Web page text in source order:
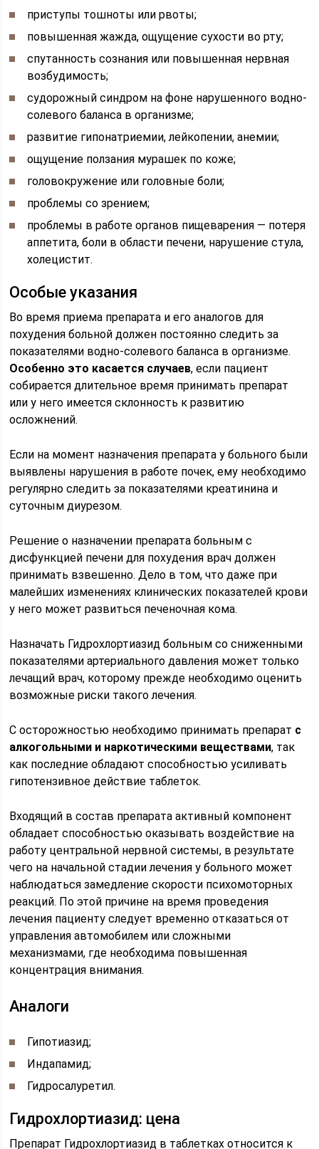
приступы тошноты или рвоты;
повышенная жажда, ощущение сухости во рту;
спутанность сознания или повышенная нервная
возбудимость;
судорожный синдром на фоне нарушенного водно-
солевого баланса в организме;
развитие гипонатриемии, лейкопении, анемии;
ощущение ползания мурашек по коже;
головокружение или головные боли;
проблемы со зрением;
проблемы в работе органов пищеварения — потеря
аппетита, боли в области печени, нарушение стула,
холецистит.
Особые указания
Во время приема препарата и его аналогов для
похудения больной должен постоянно следить за
показателями водно-солевого баланса в организме.
Особенно это касается случаев, если пациент
собирается длительное время принимать препарат
или у него имеется склонность к развитию
осложнений.
Если на момент назначения препарата у больного были
выявлены нарушения в работе почек, ему необходимо
регулярно следить за показателями креатинина и
суточным диурезом.
Решение о назначении препарата больным с
дисфункцией печени для похудения врач должен
принимать взвешенно. Дело в том, что даже при
малейших изменениях клинических показателей крови
у него может развиться печеночная кома.
Назначать Гидрохлортиазид больным со сниженными
показателями артериального давления может только
лечащий врач, которому прежде необходимо оценить
возможные риски такого лечения.
С осторожностью необходимо принимать препарат с
алкогольными и наркотическими веществами, так
как последние обладают способностью усиливать
гипотензивное действие таблеток.
Входящий в состав препарата активный компонент
обладает способностью оказывать воздействие на
работу центральной нервной системы, в результате
чего на начальной стадии лечения у больного может
наблюдаться замедление скорости психомоторных
реакций. По этой причине на время проведения
лечения пациенту следует временно отказаться от
управления автомобилем или сложными
механизмами, где необходима повышенная
концентрация внимания.
Аналоги
Гипотиазид;
Индапамид;
Гидросалуретил.
Гидрохлортиазид: цена
Препарат Гидрохлортиазид в таблетках относится к